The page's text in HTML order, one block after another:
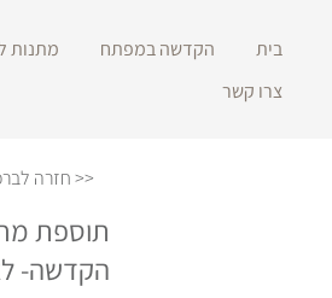
בית הקדשה במפתח מתנות
צרו קשר
<< חזרה
תוספת
הקדשה-